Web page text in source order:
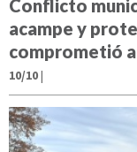
Conflicto
acampe y
comprometió
10/10|